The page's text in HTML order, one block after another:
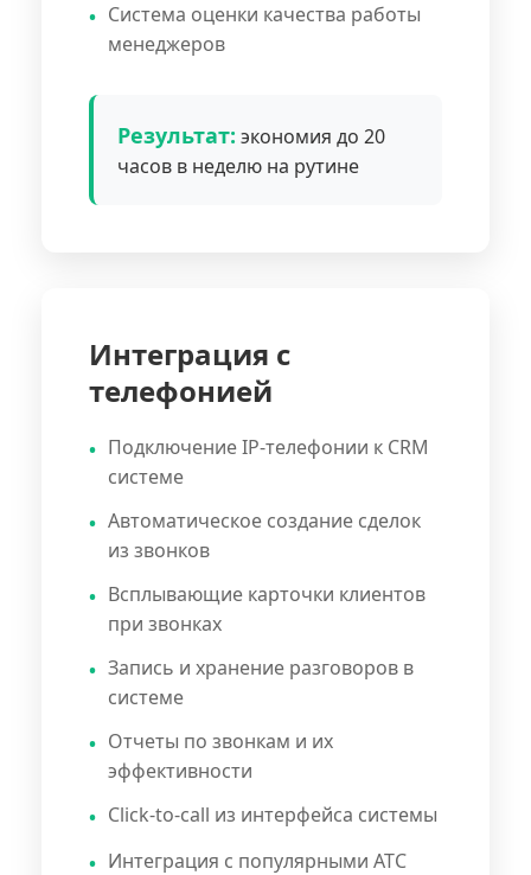
Система оценки качества работы
менеджеров
Результат: экономия до 20
часов в неделю на рутине
Интеграция с
телефонией
Подключение IP-телефонии к CRM
системе
Автоматическое создание сделок
из звонков
Всплывающие карточки клиентов
при звонках
Запись и хранение разговоров в
системе
Отчеты по звонкам и их
эффективности
Click-to-call из интерфейса системы
Интеграция с популярными АТС